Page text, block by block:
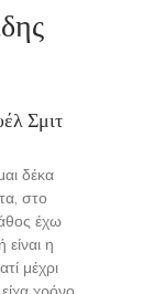
Σμιτ
δέκα
στο
έχω
η
μέχρι